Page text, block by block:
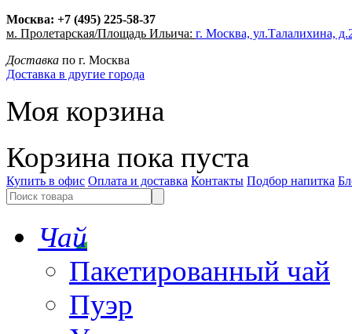
Москва: +7 (495) 225-58-37
м. Пролетарская/Площадь Ильича: г. Москва, ул.Талалихина,
Доставка по г. Москва
Доставка в другие города
Моя корзина
Корзина пока пуста
Купить в офис Оплата и доставка Контакты Подбор напитка
Чай
Пакетированный чай
Пуэр